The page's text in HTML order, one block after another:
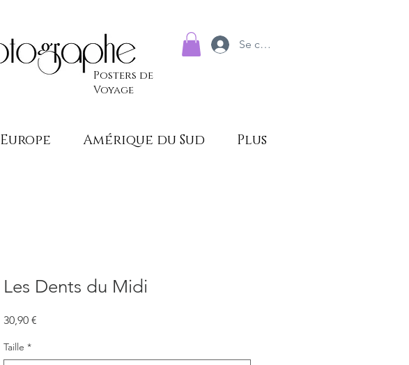
Posters de
Voyage
Se connecter
Europe Amérique du Sud Plus
Les Dents du Midi
30,90 €
Taille *